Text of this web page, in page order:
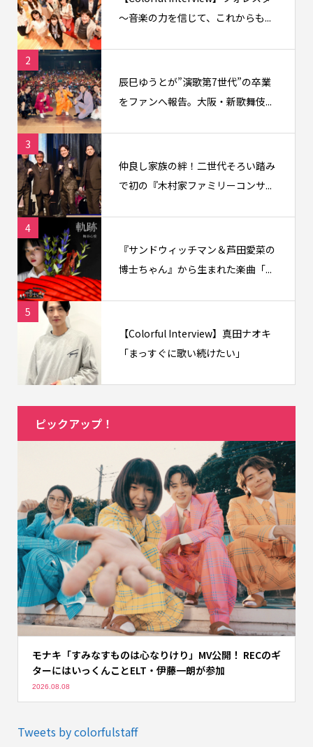
〜音楽の力を信じて、これからも...
2
辰巳ゆうとが”演歌第7世代”の卒業
をファンへ報告。大阪・新歌舞伎...
3
仲良し家族の絆！二世代そろい踏み
で初の『木村家ファミリーコンサ...
4
『サンドウィッチマン＆芦田愛菜の
博士ちゃん』から生まれた楽曲「...
5
【Colorful Interview】真田ナオキ
「まっすぐに歌い続けたい」
ピックアップ！
モナキ「すみなすものは心なりけり」MV公開！ RECのギ
ターにはいっくんことELT・伊藤一朗が参加
2026.08.08
Tweets by colorfulstaff